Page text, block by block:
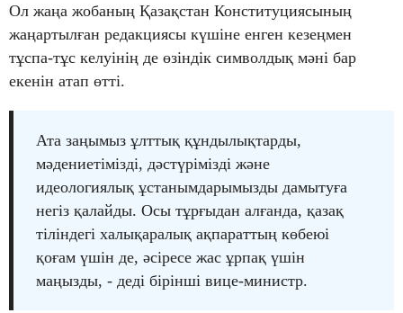
Ол жаңа жобаның Қазақстан Конституциясының
жаңартылған редакциясы күшіне енген кезеңмен
тұспа-тұс келуінің де өзіндік символдық мәні бар
екенін атап өтті.
Ата заңымыз ұлттық құндылықтарды,
мәдениетімізді, дәстүрімізді және
идеологиялық ұстанымдарымызды дамытуға
негіз қалайды. Осы тұрғыдан алғанда, қазақ
тіліндегі халықаралық ақпараттың көбеюі
қоғам үшін де, әсіресе жас ұрпақ үшін
маңызды, - деді бірінші вице-министр.